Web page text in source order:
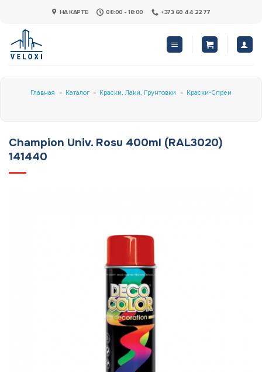
content
НА КАРТЕ 08:00 - 18:00 +373 60 44 22 77
Главная » Каталог » Краски, Лаки, Грунтовки » Краски-Спреи
Champion Univ. Rosu 400ml (RAL3020)
141440